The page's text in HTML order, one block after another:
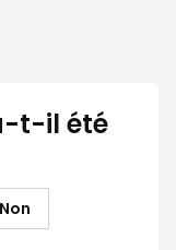
t-il été
Non